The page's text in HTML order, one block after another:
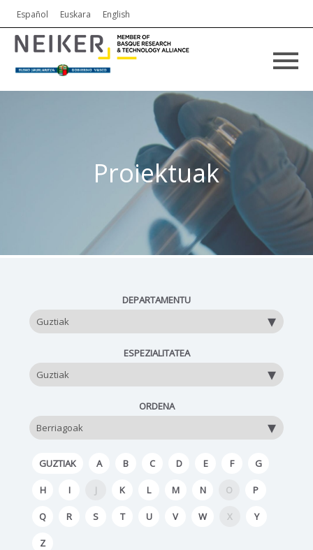
Español Euskara English
Proiektuak
DEPARTAMENTU
ESPEZIALITATEA
ORDENA
GUZTIAK A B C D E F G
H I J K L M N O P
Q R S T U V W X Y
Z